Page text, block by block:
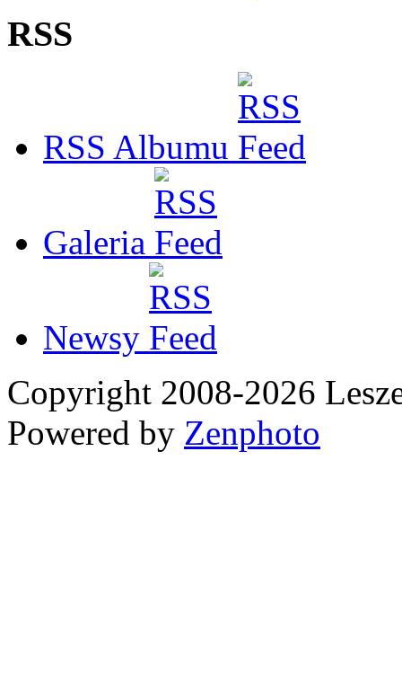
RSS
RSS Albumu
Galeria
Newsy
Copyright 2008-2026
Powered by Zenphoto